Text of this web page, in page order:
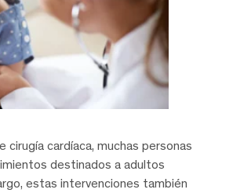
cirugía cardíaca, muchas personas
destinados a adultos
estas intervenciones también